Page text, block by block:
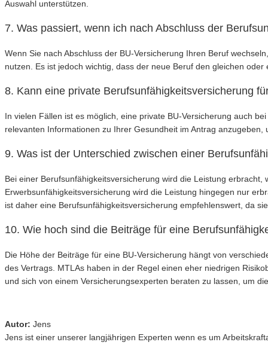
Auswahl unterstützen.
7. Was passiert, wenn ich nach Abschluss der
Wenn Sie nach Abschluss der BU-Versicherung Ihren Beruf
nutzen. Es ist jedoch wichtig, dass der neue Beruf den gleichen
8. Kann eine private Berufsunfähigkeitsversicherung
In vielen Fällen ist es möglich, eine private BU-Versicherung auch
relevanten Informationen zu Ihrer Gesundheit im Antrag
9. Was ist der Unterschied zwischen einer
Bei einer Berufsunfähigkeitsversicherung wird die Leistung
Erwerbsunfähigkeitsversicherung wird die Leistung hingegen nur
ist daher eine Berufsunfähigkeitsversicherung empfehlenswert, da
10. Wie hoch sind die Beiträge für eine
Die Höhe der Beiträge für eine BU-Versicherung hängt von
des Vertrags. MTLAs haben in der Regel einen eher niedrigen
und sich von einem Versicherungsexperten beraten zu lassen, um
Autor: Jens
Jens ist einer unserer langjährigen Experten wenn es um